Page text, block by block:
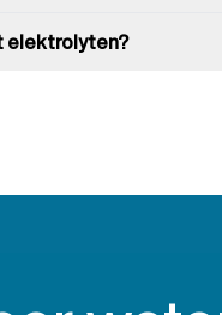
elektrolyten?